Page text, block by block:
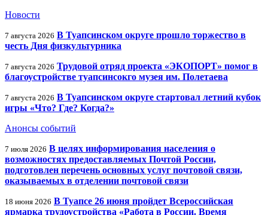
Новости
7 августа 2026 В Туапсинском округе прошло торжество в
честь Дня физкультурника
7 августа 2026 Трудовой отряд проекта «ЭКОПОРТ» помог в
благоустройстве туапсинсокго музея им. Полетаева
7 августа 2026 В Туапсинском округе стартовал летний кубок
игры «Что? Где? Когда?»
Анонсы событий
7 июля 2026 В целях информирования населения о
возможностях предоставляемых Почтой России,
подготовлен перечень основных услуг почтовой связи,
оказываемых в отделении почтовой связи
18 июня 2026 В Туапсе 26 июня пройдет Всероссийская
ярмарка трудоустройства «Работа в России. Время